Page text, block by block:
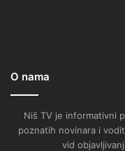
O nama
Niš TV je informativni
poznatih novinara i
vid